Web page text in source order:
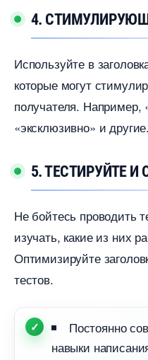
4.
Используйте в
которые могут
получателя. Например,
«эксклюзивно» и другие.
5. ТЕСТИРУЙТЕ
Не бойтесь проводить
изучать, какие из них
Оптимизируйте
тестов.
Постоянно
навыки